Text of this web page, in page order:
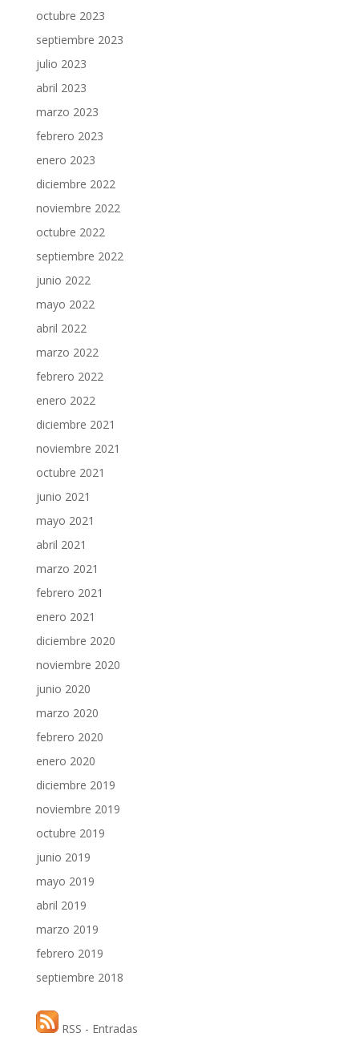
octubre 2023
septiembre 2023
julio 2023
abril 2023
marzo 2023
febrero 2023
enero 2023
diciembre 2022
noviembre 2022
octubre 2022
septiembre 2022
junio 2022
mayo 2022
abril 2022
marzo 2022
febrero 2022
enero 2022
diciembre 2021
noviembre 2021
octubre 2021
junio 2021
mayo 2021
abril 2021
marzo 2021
febrero 2021
enero 2021
diciembre 2020
noviembre 2020
junio 2020
marzo 2020
febrero 2020
enero 2020
diciembre 2019
noviembre 2019
octubre 2019
junio 2019
mayo 2019
abril 2019
marzo 2019
febrero 2019
septiembre 2018
RSS - Entradas